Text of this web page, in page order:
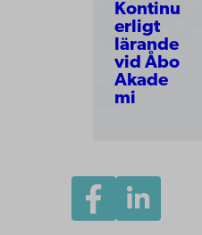
Kontinu
erligt
lärande
vid Åbo
Akade
mi